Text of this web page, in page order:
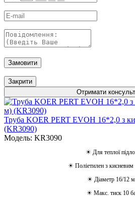
Замовити
Закрити
Отримати
Труба KOER PERT EVOH 16*2,0 з
(KR3090)
Модель: KR3090
☀ Для теплої
☀ Поліетилен з кисневим
☀ Діаметр 16/12
☀ Макс. тиск 10